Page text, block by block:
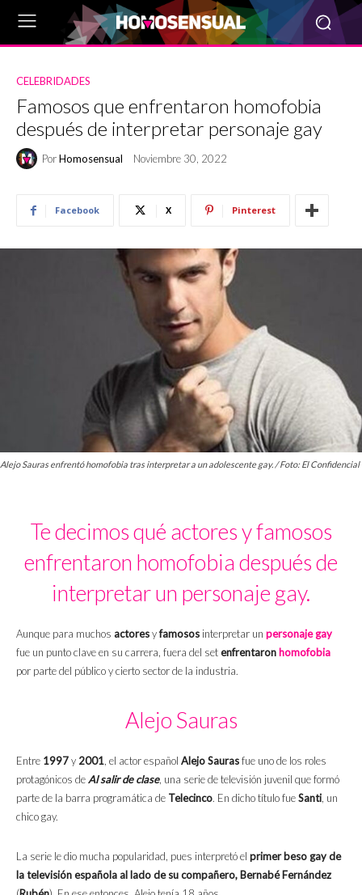
CELEBRIDADES
Famosos que enfrentaron homofobia
después de interpretar personaje gay
PorHomosensual Noviembre 30, 2022
Facebook X Pinterest
Alejo Sauras enfrentó homofobia tras interpretar a un adolescente gay. / Foto: El Confidencial
Te decimos qué actores y famosos
enfrentaron homofobia después de
interpretar un personaje gay.
Aunque para muchos actoresyfamosos interpretar un personaje gay
fue un punto clave en su carrera, fuera del setenfrentaron homofobia
por parte del público y cierto sector de la industria.
Alejo Sauras
Entre 1997y 2001, el actor español Alejo Saurasfue uno de los roles
protagónicos deAl salir de clase, una serie de televisión juvenil que formó
parte de la barra programática de Telecinco. En dicho título fueSanti, un
chico gay.
La serie le dio mucha popularidad, pues interpretó el primer beso gay de
la televisión española al lado de su compañero, Bernabé Fernández